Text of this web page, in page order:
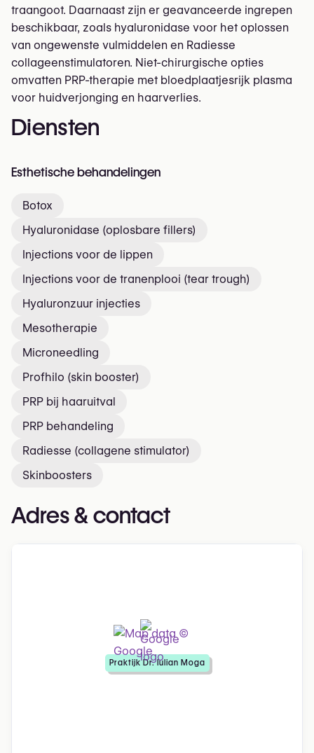
traangoot. Daarnaast zijn er geavanceerde ingrepen
beschikbaar, zoals hyaluronidase voor het oplossen
van ongewenste vulmiddelen en Radiesse
collageenstimulatoren. Niet-chirurgische opties
omvatten PRP-therapie met bloedplaatjesrijk plasma
voor huidverjonging en haarverlies.
Diensten
Esthetische behandelingen
Botox
Hyaluronidase (oplosbare fillers)
Injections voor de lippen
Injections voor de tranenplooi (tear trough)
Hyaluronzuur injecties
Mesotherapie
Microneedling
Profhilo (skin booster)
PRP bij haaruitval
PRP behandeling
Radiesse (collagene stimulator)
Skinboosters
Adres & contact
Praktijk Dr. Iulian Moga